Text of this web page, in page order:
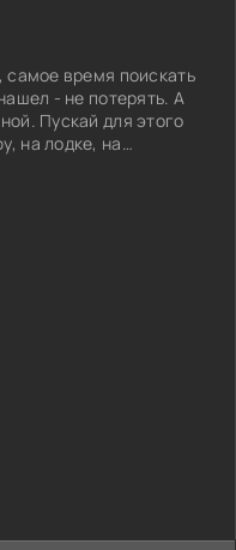
самое время поискать
- не потерять. А
Пускай для этого
на лодке, на